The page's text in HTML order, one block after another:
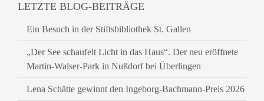
LETZTE BLOG-BEITRÄGE
Ein Besuch in der Stiftsbibliothek St. Gallen
„Der See schaufelt Licht in das Haus“. Der neu eröffnete
Martin-Walser-Park in Nußdorf bei Überlingen
Lena Schätte gewinnt den Ingeborg-Bachmann-Preis 2026